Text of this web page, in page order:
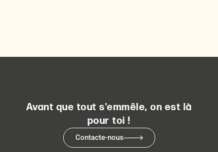
Avant que tout s'emmêle, on est là
pour toi !
Contacte-nous